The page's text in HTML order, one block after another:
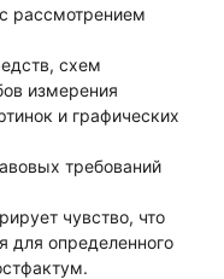
рассмотрением
схем
измерения
и графических
требований
чувство, что
для определенного